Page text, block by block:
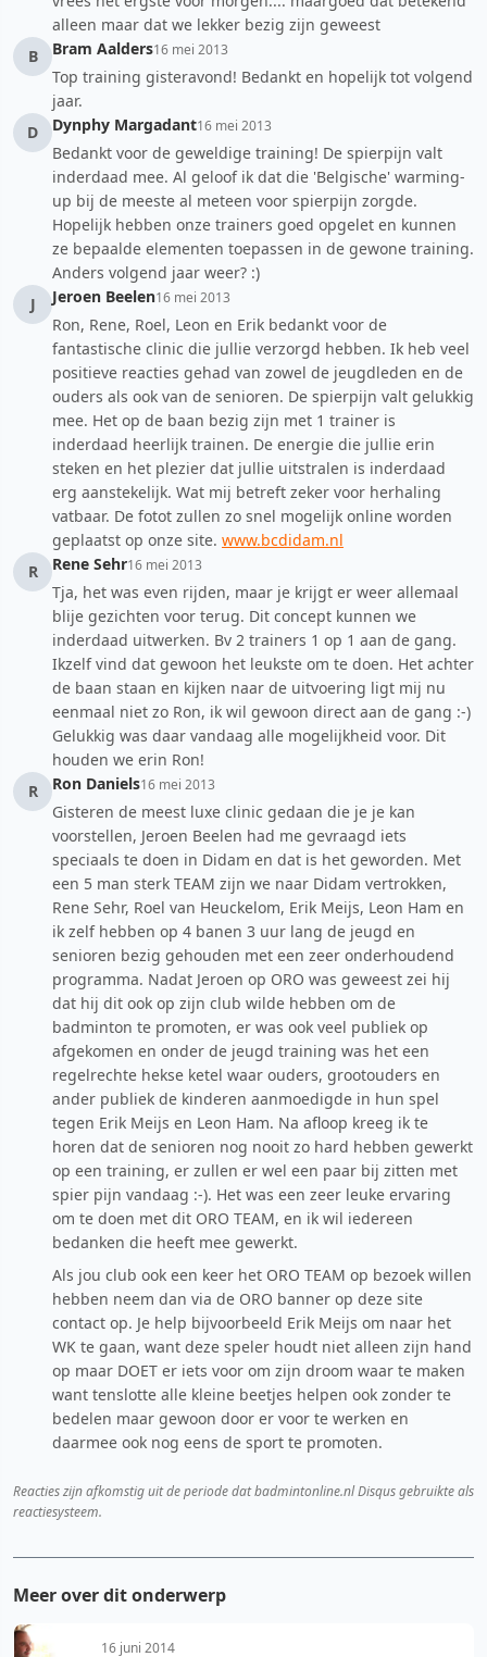
alleen maar dat we lekker bezig zijn geweest
B
Bram Aalders16 mei 2013
Top training gisteravond! Bedankt en hopelijk tot volgend
jaar.
D
Dynphy Margadant16 mei 2013
Bedankt voor de geweldige training! De spierpijn valt
inderdaad mee. Al geloof ik dat die 'Belgische' warming-
up bij de meeste al meteen voor spierpijn zorgde.
Hopelijk hebben onze trainers goed opgelet en kunnen
ze bepaalde elementen toepassen in de gewone training.
Anders volgend jaar weer? :)
J
Jeroen Beelen16 mei 2013
Ron, Rene, Roel, Leon en Erik bedankt voor de
fantastische clinic die jullie verzorgd hebben. Ik heb veel
positieve reacties gehad van zowel de jeugdleden en de
ouders als ook van de senioren. De spierpijn valt gelukkig
mee. Het op de baan bezig zijn met 1 trainer is
inderdaad heerlijk trainen. De energie die jullie erin
steken en het plezier dat jullie uitstralen is inderdaad
erg aanstekelijk. Wat mij betreft zeker voor herhaling
vatbaar. De fotot zullen zo snel mogelijk online worden
geplaatst op onze site. www.bcdidam.nl
R
Rene Sehr16 mei 2013
Tja, het was even rijden, maar je krijgt er weer allemaal
blije gezichten voor terug. Dit concept kunnen we
inderdaad uitwerken. Bv 2 trainers 1 op 1 aan de gang.
Ikzelf vind dat gewoon het leukste om te doen. Het achter
de baan staan en kijken naar de uitvoering ligt mij nu
eenmaal niet zo Ron, ik wil gewoon direct aan de gang :-)
Gelukkig was daar vandaag alle mogelijkheid voor. Dit
houden we erin Ron!
R
Ron Daniels16 mei 2013
Gisteren de meest luxe clinic gedaan die je je kan
voorstellen, Jeroen Beelen had me gevraagd iets
speciaals te doen in Didam en dat is het geworden. Met
een 5 man sterk TEAM zijn we naar Didam vertrokken,
Rene Sehr, Roel van Heuckelom, Erik Meijs, Leon Ham en
ik zelf hebben op 4 banen 3 uur lang de jeugd en
senioren bezig gehouden met een zeer onderhoudend
programma. Nadat Jeroen op ORO was geweest zei hij
dat hij dit ook op zijn club wilde hebben om de
badminton te promoten, er was ook veel publiek op
afgekomen en onder de jeugd training was het een
regelrechte hekse ketel waar ouders, grootouders en
ander publiek de kinderen aanmoedigde in hun spel
tegen Erik Meijs en Leon Ham. Na afloop kreeg ik te
horen dat de senioren nog nooit zo hard hebben gewerkt
op een training, er zullen er wel een paar bij zitten met
spier pijn vandaag :-). Het was een zeer leuke ervaring
om te doen met dit ORO TEAM, en ik wil iedereen
bedanken die heeft mee gewerkt.
Als jou club ook een keer het ORO TEAM op bezoek willen
hebben neem dan via de ORO banner op deze site
contact op. Je help bijvoorbeeld Erik Meijs om naar het
WK te gaan, want deze speler houdt niet alleen zijn hand
op maar DOET er iets voor om zijn droom waar te maken
want tenslotte alle kleine beetjes helpen ook zonder te
bedelen maar gewoon door er voor te werken en
daarmee ook nog eens de sport te promoten.
Reacties zijn afkomstig uit de periode dat badmintonline.nl Disqus gebruikte als
reactiesysteem.
Meer over dit onderwerp
16 juni 2014